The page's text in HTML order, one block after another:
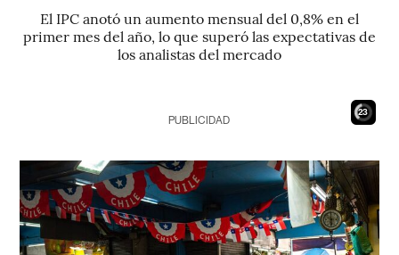
El IPC anotó un aumento mensual del 0,8% en el
primer mes del año, lo que superó las expectativas de
los analistas del mercado
21
PUBLICIDAD